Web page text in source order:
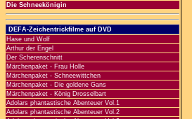
Die Schneekönigin
DEFA-Zeichentrickfilme auf DVD
Hase und Wolf
Arthur der Engel
Der Scherenschnitt
Märchenpaket - Frau Holle
Märchenpaket - Schneewittchen
Märchenpaket - Die goldene Gans
Märchenpaket - König Drosselbart
Adolars phantastische Abenteuer Vol.1
Adolars phantastische Abenteuer Vol.2